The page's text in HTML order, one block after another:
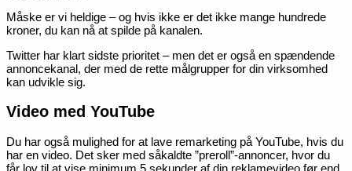
Måske er vi heldige – og hvis ikke er det ikke mange hundrede
kroner, du kan nå at spilde på kanalen.
Twitter har klart sidste prioritet – men det er også en spændende
annoncekanal, der med de rette målgrupper for din virksomhed
kan udvikle sig.
Video med YouTube
Du har også mulighed for at lave remarketing på YouTube, hvis du
har en video. Det sker med såkaldte ”preroll”-annoncer, hvor du
får lov til at vise minimum 5 sekunder af din reklamevideo før end